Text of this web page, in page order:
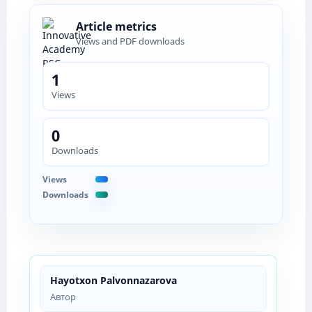
Hayotxon Palvonnazarova
Автор
Article metrics
Views and PDF downloads
1
Views
0
Downloads
Views
Downloads